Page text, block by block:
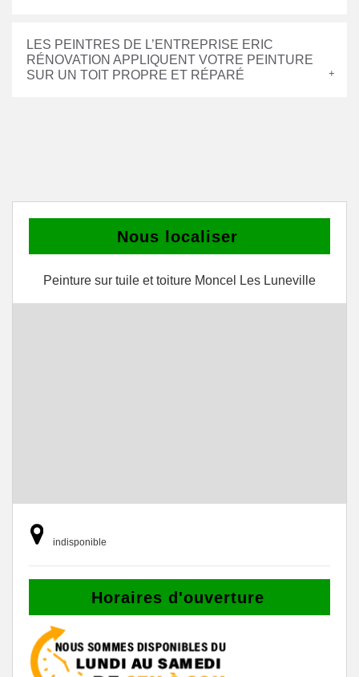
LES PEINTRES DE L’ENTREPRISE ERIC
RÉNOVATION APPLIQUENT VOTRE PEINTURE
SUR UN TOIT PROPRE ET RÉPARÉ
Nous localiser
Peinture sur tuile et toiture Moncel Les Luneville
indisponible
Horaires d'ouverture